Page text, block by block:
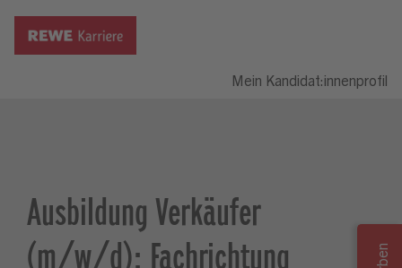
Mein Kandidat:innenprofil
Ausbildung Verkäufer
(m/w/d); Fachrichtung